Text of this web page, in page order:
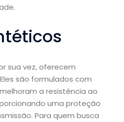
sua vez, oferecem
são formulados com
a resistência ao
uma proteção
Para quem busca